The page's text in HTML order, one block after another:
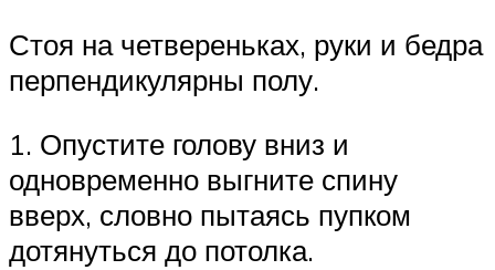
Стоя на четвереньках, руки и бедра
перпендикулярны полу.
1. Опустите голову вниз и
одновременно выгните спину
вверх, словно пытаясь пупком
дотянуться до потолка.